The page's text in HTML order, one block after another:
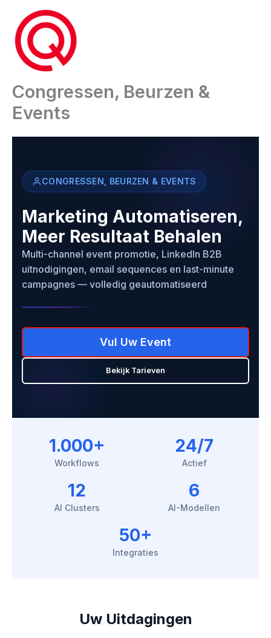
inhoud
Congressen, Beurzen &
Events
CONGRESSEN, BEURZEN & EVENTS
Marketing Automatiseren,
Meer Resultaat Behalen
Multi-channel event promotie, LinkedIn B2B
uitnodigingen, email sequences en last-minute
campagnes — volledig geautomatiseerd
Vul Uw Event
Bekijk Tarieven
1.000+
Workflows
24/7
Actief
12
AI Clusters
6
AI-Modellen
50+
Integraties
Uw Uitdagingen